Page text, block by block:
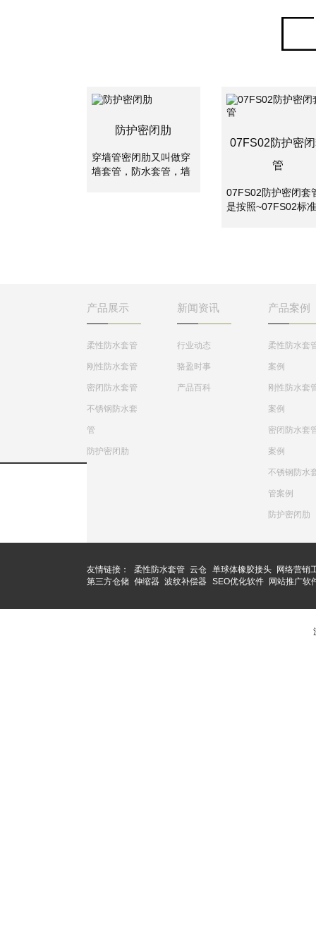
防护密闭肋
穿墙管密闭肋又叫做穿
墙套管，防水套管，墙
07FS02防护密
管
07FS02防护密闭套
是按照~07FS02标
产品展示
柔性防水套管
刚性防水套管
密闭防水套管
不锈钢防水套
管
防护密闭肋
新闻资讯
行业动态
骆盈时事
产品百科
产品案例
柔性防水套
案例
刚性防水套
案例
密闭防水套
案例
不锈钢防水
管案例
防护密闭肋
友情链接： 柔性防水套管 云仓 单球体橡胶接头
网络营销
第三方仓储 伸缩器 波纹补偿器 SEO优化软件 网站推广软